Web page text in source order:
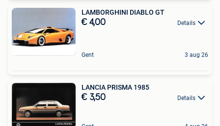
LAMBORGHINI DIABLO GT
€ 4,00 Details
Gent 3 aug 26
LANCIA PRISMA 1985
€ 3,50 Details